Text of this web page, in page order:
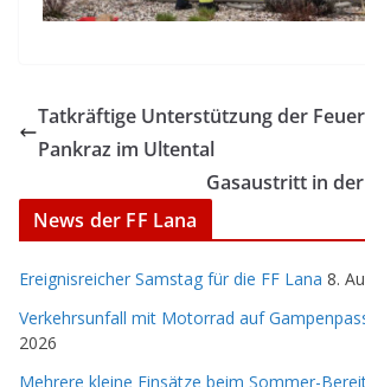
Tatkräftige Unterstützung der
Pankraz im Ultental
Gasaustritt in
News der FF Lana
Ereignisreicher Samstag für die FF Lana 8.
Verkehrsunfall mit Motorrad auf
2026
Mehrere kleine Einsätze beim Sommer-